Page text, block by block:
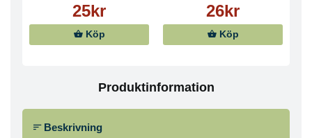
25kr
Köp
26kr
Köp
Produktinformation
Beskrivning